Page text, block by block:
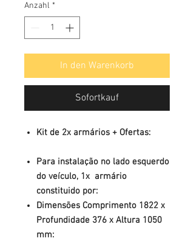
Anzahl *
In den Warenkorb
Sofortkauf
Kit de 2x armários + Ofertas:
Para instalação no lado esquerdo
do veículo, 1x armário
constituido por:
Dimensões Comprimento 1822 x
Profundidade 376 x Altura 1050
mm: